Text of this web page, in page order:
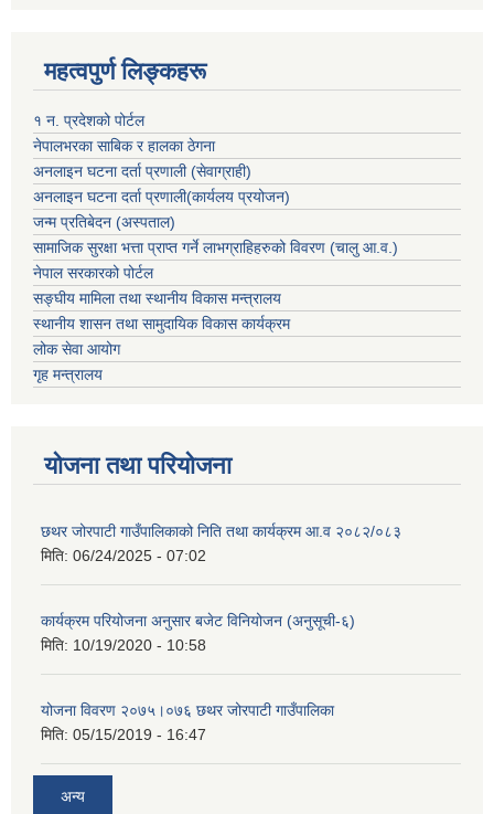
महत्वपुर्ण लिङ्कहरू
१ न. प्रदेशको पोर्टल
नेपालभरका साबिक र हालका ठेगना
अनलाइन घटना दर्ता प्रणाली (सेवाग्राही)
अनलाइन घटना दर्ता प्रणाली(कार्यलय प्रयोजन)
जन्म प्रतिबेदन (अस्पताल)
सामाजिक सुरक्षा भत्ता प्राप्त गर्ने लाभग्राहिहरुको विवरण (चालु आ.व.)
नेपाल सरकारको पोर्टल
सङ्घीय मामिला तथा स्थानीय विकास मन्त्रालय
स्थानीय शासन तथा सामुदायिक विकास कार्यक्रम
लोक सेवा आयोग
गृह मन्त्रालय
योजना तथा परियोजना
छथर जोरपाटी गाउँपालिकाको निति तथा कार्यक्रम आ.व २०८२/०८३
मिति: 06/24/2025 - 07:02
कार्यक्रम परियोजना अनुसार बजेट विनियोजन (अनुसूची-६)
मिति: 10/19/2020 - 10:58
योजना विवरण २०७५।०७६ छथर जोरपाटी गाउँपालिका
मिति: 05/15/2019 - 16:47
अन्य